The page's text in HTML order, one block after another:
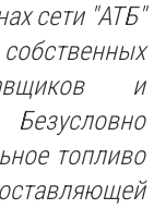
сети "АТБ"
и
топливо